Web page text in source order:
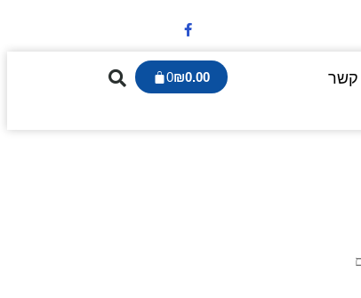
קשר ₪0.00
0